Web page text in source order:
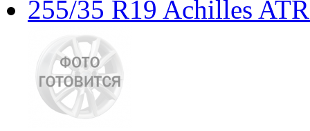
255/35 R19 Achilles